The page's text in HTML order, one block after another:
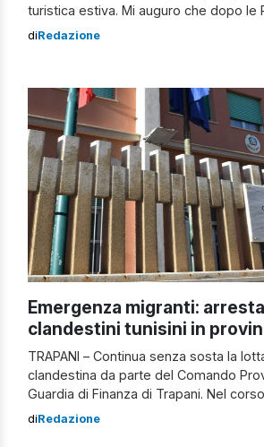
turistica estiva. Mi auguro che dopo le
speditamente con Pantelleria, le Egadi
d’ordine per […]
diRedazione
Emergenza migranti:
clandestini tunisini in
TRAPANI – Continua senza sosta la
clandestina da parte del Comando
Guardia di Finanza di Trapani. Nel
settimana militari della Guardia di
diRedazione